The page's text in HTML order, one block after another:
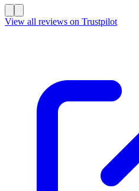
View all reviews on Trustpilot